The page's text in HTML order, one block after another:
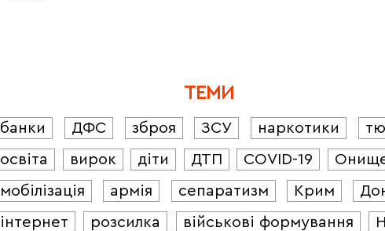
ТЕМИ
банки ДФС зброя ЗСУ наркотики
освіта
вирок діти ДТП COVID-19
мобілізація
армія сепаратизм Крим
інтернет
розсилка військові формування